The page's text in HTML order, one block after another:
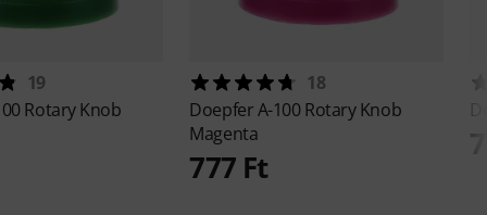
19
Rotary Knob
18
DoepferA-100 Rotary Knob
Magenta
777 Ft